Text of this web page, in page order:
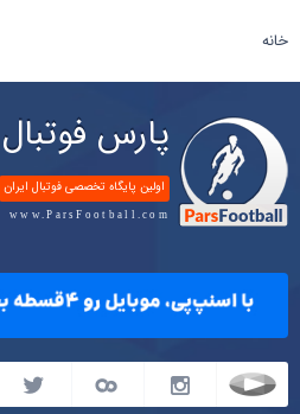
خانه
پارس فوتبال
اولین پایگاه تخصصی فوتبال ایران
www.ParsFootball.com